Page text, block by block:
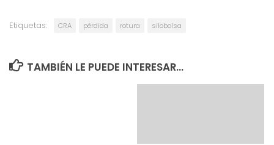
Etiquetas: CRA pérdida rotura silobolsa
TAMBIÉN LE PUEDE INTERESAR...